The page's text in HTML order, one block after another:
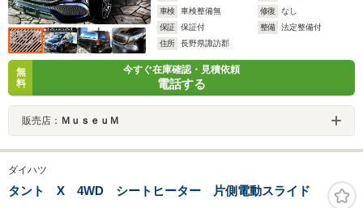
車検
車検整備無 修復
なし
保証
保証付 整備
法定整備付
住所
長野県諏訪郡
無
料
今すぐ在庫確認・見積依頼
電話する
販売店： ＭｕｓｅｕＭ
ダイハツ
タント X 4WD シートヒーター 片側電動スライド